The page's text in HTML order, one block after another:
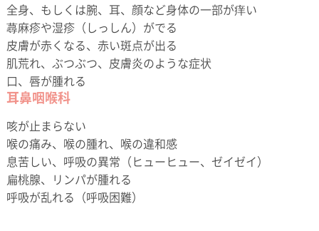
全身、もしくは腕、耳、顔など身体の一部が痒い
蕁麻疹や湿疹（しっしん）がでる
皮膚が赤くなる、赤い斑点が出る
肌荒れ、ぶつぶつ、皮膚炎のような症状
口、唇が腫れる
耳鼻咽喉科
咳が止まらない
喉の痛み、喉の腫れ、喉の違和感
息苦しい、呼吸の異常（ヒューヒュー、ゼイゼイ）
扁桃腺、リンパが腫れる
呼吸が乱れる（呼吸困難）